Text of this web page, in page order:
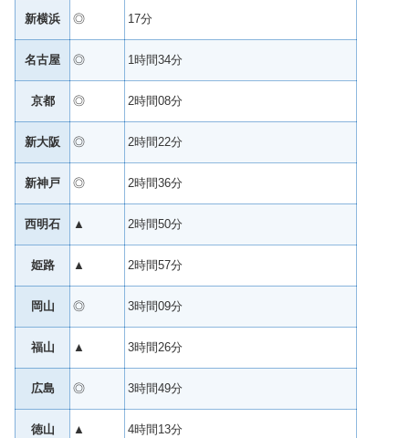
新横浜 ◎ 17分
名古屋 ◎ 1時間34分
京都 ◎ 2時間08分
新大阪 ◎ 2時間22分
新神戸 ◎ 2時間36分
西明石 ▲ 2時間50分
姫路 ▲ 2時間57分
岡山 ◎ 3時間09分
福山 ▲ 3時間26分
広島 ◎ 3時間49分
徳山 ▲ 4時間13分